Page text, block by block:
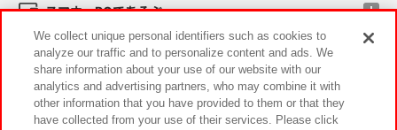
スマホ・PCであそぶ
イベント・キャンペーン
We collect unique personal identifiers such as cookies to
analyze our traffic and to personalize content and ads. We
share information about your use of our website with our
analytics and advertising partners, who may combine it with
other information that you have provided to them or that they
have collected from your use of their services. Please click